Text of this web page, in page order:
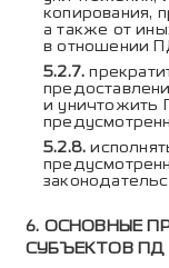
копирования,
а также от
в отношении
и уничтожить
ОСНОВНЫЕ
СУБЪЕКТОВ ПД